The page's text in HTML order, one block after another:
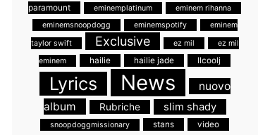
paramount
eminemplatinum
eminem rihanna
eminemsnoopdogg
eminemspotify
eminem
taylor swift
Exclusive ez mil
ez mil
eminem
hailie hailie jade llcoolj
Lyrics News
nuovo
album
Rubriche slim shady
snoopdoggmissionary stans video